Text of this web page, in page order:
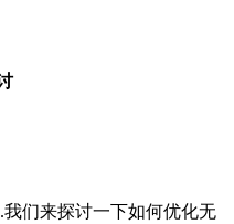
们来探讨一下如何优化无